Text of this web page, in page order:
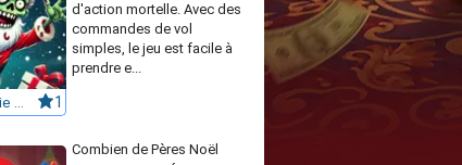
1
d'action mortelle. Avec des
commandes de vol
simples, le jeu est facile à
prendre e...
Combien de Pères Noël